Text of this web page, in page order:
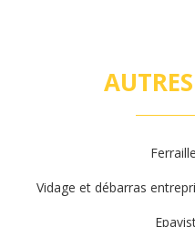
Vidage et débarras